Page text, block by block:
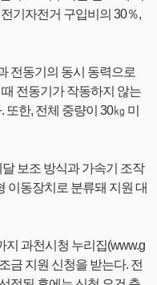
기자전거 구입비의 30％,
전동기의 동시 동력으로
전동기가 작동하지 않는
한, 전체 중량이 30㎏ 미
보조 방식과 가속기 조작
이동장치로 분류돼 지원 대
지 과천시청 누리집(www.g
금 지원 신청을 받는다. 전